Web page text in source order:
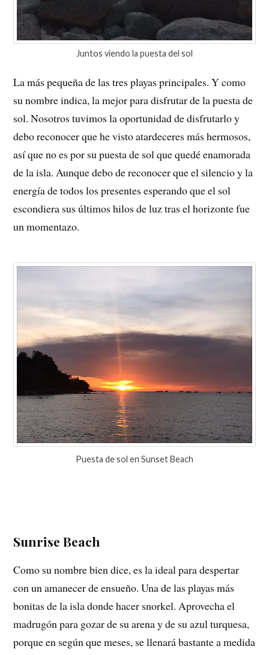
Juntos viendo la puesta del sol
La más pequeña de las tres playas principales. Y como
su nombre indica, la mejor para disfrutar de la puesta de
sol. Nosotros tuvimos la oportunidad de disfrutarlo y
debo reconocer que he visto atardeceres más hermosos,
así que no es por su puesta de sol que quedé enamorada
de la isla. Aunque debo de reconocer que el silencio y la
energía de todos los presentes esperando que el sol
escondiera sus últimos hilos de luz tras el horizonte fue
un momentazo.
Puesta de sol en Sunset Beach
Sunrise Beach
Como su nombre bien dice, es la ideal para despertar
con un amanecer de ensueño. Una de las playas más
bonitas de la isla donde hacer snorkel. Aprovecha el
madrugón para gozar de su arena y de su azul turquesa,
porque en según que meses, se llenará bastante a medida